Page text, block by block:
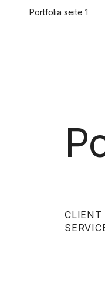
Portfolia seite 1
CLIENT